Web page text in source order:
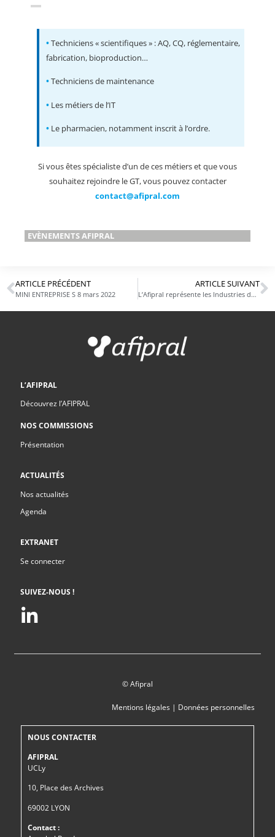
•Techniciens « scientifiques » : AQ, CQ, réglementaire,
fabrication, bioproduction…
•Techniciens de maintenance
• Les métiers de l’IT
• Le pharmacien, notamment inscrit à l’ordre.
Si vous êtes spécialiste d’un de ces métiers et que vous
souhaitez rejoindre le GT, vous pouvez contacter
contact@afipral.com
EVÈNEMENTS AFIPRAL
ARTICLE PRÉCÉDENT
MINI ENTREPRISE S 8 mars 2022
ARTICLE SUIVANT
L’Afipral représente les Industries de santé dans France INDUSTRIE AuRA
L’AFIPRAL
Découvrez l’AFIPRAL
NOS COMMISSIONS
Présentation
ACTUALITÉS
Nos actualités
Agenda
EXTRANET
Se connecter
SUIVEZ-NOUS !
© Afipral
Mentions légales| Données personnelles
NOUS CONTACTER
AFIPRAL
UCLy
10, Place des Archives
69002 LYON
Contact :